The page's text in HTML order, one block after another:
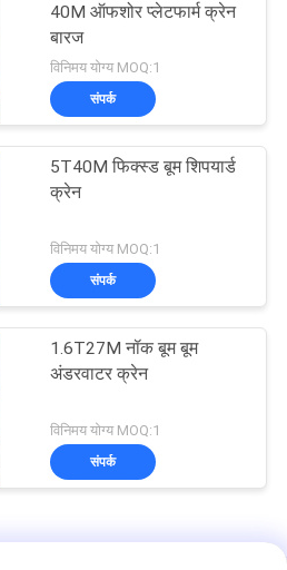
40M ऑफशोर प्लेटफार्म क्रेन
बारज
विनिमय योग्य MOQ:1
संपर्क
5T40M फिक्स्ड बूम शिपयार्ड
क्रेन
विनिमय योग्य MOQ:1
संपर्क
1.6T27M नॉक बूम बूम
अंडरवाटर क्रेन
विनिमय योग्य MOQ:1
संपर्क